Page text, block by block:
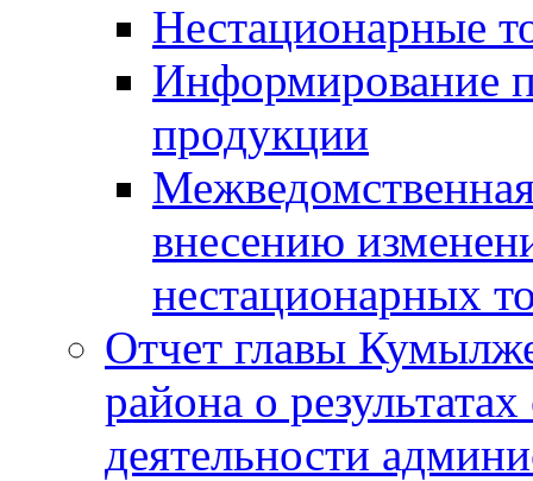
Нестационарные
Информирование
продукции
внесению
нестационарных
Отчет главы
района о
деятельности